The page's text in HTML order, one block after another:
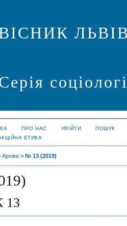
ПРО НАС УВІЙТИ
ПОШУК
ЕТИКА
Архіви > № 13 (2019)